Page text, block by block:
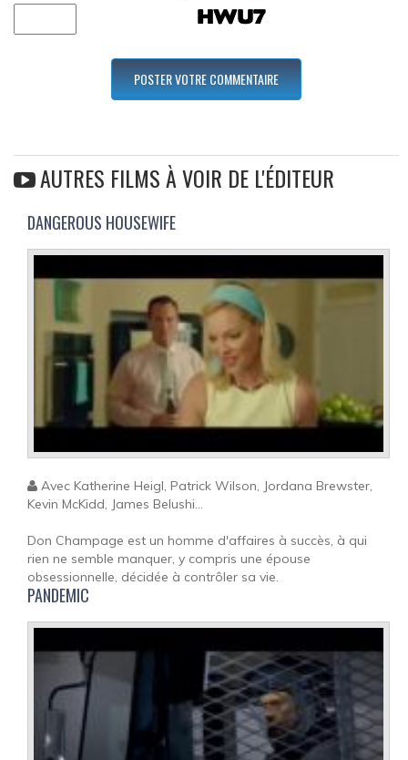
AUTRES FILMS À VOIR DE L'ÉDITEUR
DANGEROUS HOUSEWIFE
Avec Katherine Heigl, Patrick Wilson, Jordana Brewster,
Kevin McKidd, James Belushi...
Don Champage est un homme d'affaires à succès, à qui
rien ne semble manquer, y compris une épouse
obsessionnelle, décidée à contrôler sa vie.
PANDEMIC